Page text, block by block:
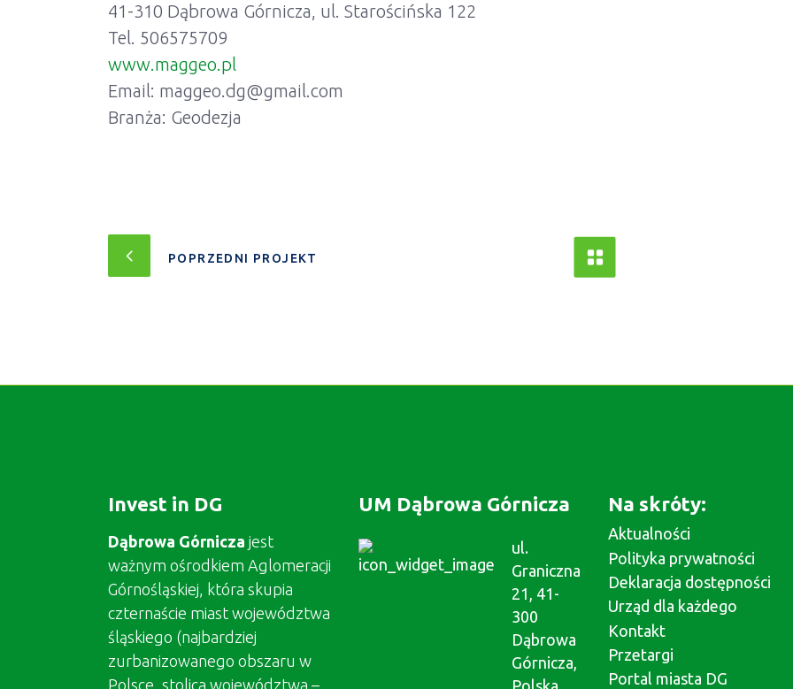
41-310 Dąbrowa Górnicza, ul. Starościńska 122
Tel. 506575709
www.maggeo.pl
Email: maggeo.dg@gmail.com
Branża: Geodezja
POPRZEDNI PROJEKT
Invest in DG
Dąbrowa Górnicza jest
ważnym ośrodkiem Aglomeracji
Górnośląskiej, która skupia
czternaście miast województwa
śląskiego (najbardziej
zurbanizowanego obszaru w
Polsce, stolica województwa –
UM Dąbrowa Górnicza
ul.
Graniczna
21, 41-
300
Dąbrowa
Górnicza,
Polska
Na skróty:
Aktualności
Polityka prywatności
Deklaracja dostępności
Urząd dla każdego
Kontakt
Przetargi
Portal miasta DG